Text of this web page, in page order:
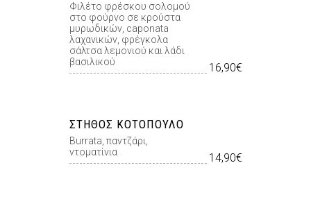
Φιλέτο φρέσκου σολοµού
στο φούρνο σε κρούστα
µυρωδικών, caponata
λαχανικών, φρέγκολα
σάλτσα λεµονιού και λάδι
βασιλικού
16,90€
ΣΤΉΘΟΣ ΚΟΤΌΠΟΥΛΟ
Burrata, παντζάρι,
ντοματίνια
14,90€